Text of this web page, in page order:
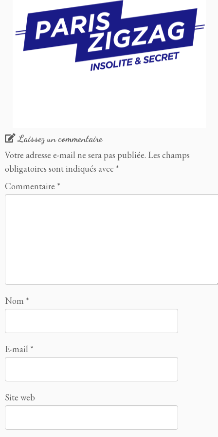
Laissez un commentaire
Votre adresse e-mail ne sera pas publiée. Les champs
obligatoires sont indiqués avec *
Commentaire *
Nom *
E-mail *
Site web